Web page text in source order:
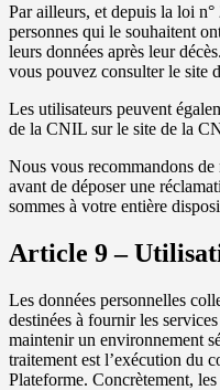
Par ailleurs, et depuis la loi
personnes qui le souhaitent
leurs données après leur
vous pouvez consulter le
Les utilisateurs peuvent
de la CNIL sur le site de la
Nous vous recommandons
avant de déposer une
sommes à votre entière
Article 9 –
Les données personnelles
destinées à fournir les
maintenir un environnement
traitement est l’exécution du
Plateforme. Concrètement,